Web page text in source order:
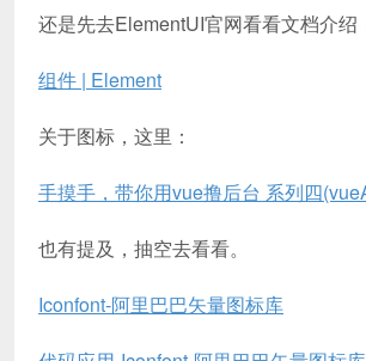
还是先去ElementUI官网看看文档介绍
组件 | Element
关于图标，这里：
手摸手，带你用vue撸后台 系列四
也有提及，抽空去看看。
Iconfont-阿里巴巴矢量图标库